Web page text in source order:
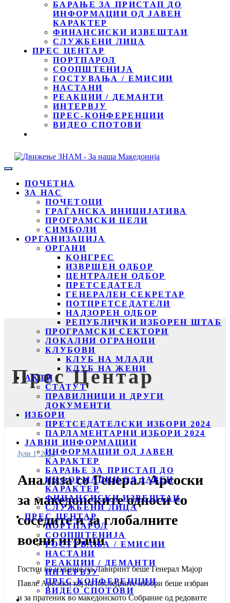
БАРАЊЕ ЗА ПРИСТАП ДО
ИНФОРМАЦИИ ОД ЈАВЕН
КАРАКТЕР
ФИНАНСИСКИ ИЗВЕШТАИ
СЛУЖБЕНИ ЛИЦА
ПРЕС ЦЕНТАР
ПОРТПАРОЛ
СООПШТЕНИЈА
ГОСТУВАЊА / ЕМИСИИ
НАСТАНИ
РЕАКЦИИ / ДЕМАНТИ
ИНТЕРВЈУ
ПРЕС-КОНФЕРЕНЦИИ
ВИДЕО СПОТОВИ
ПОЧЕТНА
ЗА НАС
ПОЧЕТОЦИ
ГРАЃАНСКА ИНИЦИЈАТИВА
ПРОГРАМСКИ ЦЕЛИ
СИМБОЛИ
ОРГАНИЗАЦИЈА
ОРГАНИ
КОНГРЕС
ИЗВРШЕН ОДБОР
ЦЕНТРАЛЕН ОДБОР
ПРЕТСЕДАТЕЛ
ГЕНЕРАЛЕН СЕКРЕТАР
ПОТПРЕТСЕДАТЕЛИ
НАДЗОРЕН ОДБОР
РЕПУБЛИЧКИ ИЗБОРЕН ШТАБ
ПРОГРАМСКИ СЕКТОРИ
ЛОКАЛНИ ОГРАНОЦИ
КЛУБОВИ
КЛУБ НА МЛАДИ
КЛУБ НА ЖЕНИ
АКТИ
СТАТУТ
ПРАВИЛНИЦИ И ДРУГИ
ДОКУМЕНТИ
ИЗБОРИ
ПРЕТСЕДАТЕЛСКИ ИЗБОРИ 2024
ПАРЛАМЕНТАРНИ ИЗБОРИ 2024
ЈАВНИ ИНФОРМАЦИИ
ИНФОРМАЦИИ ОД ЈАВЕН
КАРАКТЕР
БАРАЊЕ ЗА ПРИСТАП ДО
ИНФОРМАЦИИ ОД ЈАВЕН
КАРАКТЕР
ФИНАНСИСКИ ИЗВЕШТАИ
СЛУЖБЕНИ ЛИЦА
ПРЕС ЦЕНТАР
ПОРТПАРОЛ
СООПШТЕНИЈА
ГОСТУВАЊА / ЕМИСИИ
НАСТАНИ
РЕАКЦИИ / ДЕМАНТИ
ИНТЕРВЈУ
ПРЕС-КОНФЕРЕНЦИИ
ВИДЕО СПОТОВИ
Прес Центар
Јули 1, 2024
Анализа со Генерал Арсоски
за македонските односи со
соседите и за глобалните
воени играчи
Гостин во издание на Лавиринт беше Генерал Мајор
Павле Арсоски кој на последните избори беше избран
и за пратеник во македонското Собрание од редовите